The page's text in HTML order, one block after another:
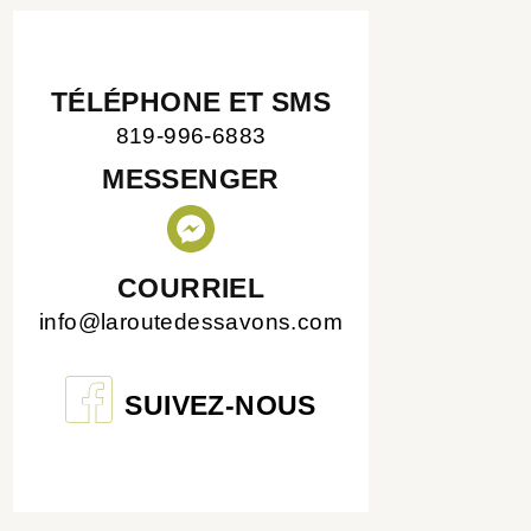
TÉLÉPHONE ET SMS
819-996-6883
MESSENGER
COURRIEL
info@laroutedessavons.com
SUIVEZ-NOUS